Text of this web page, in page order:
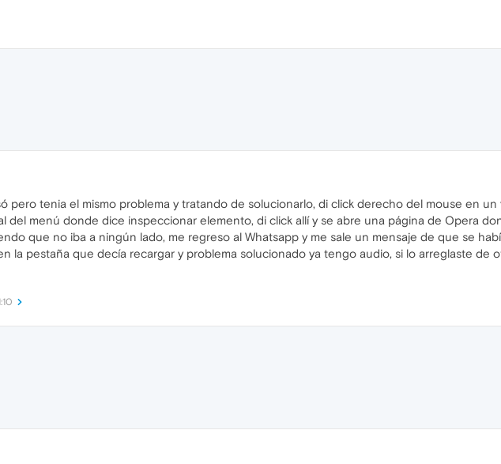
pero tenia el mismo problema y tratando de solucionarlo, di click derecho del mouse en
del menú donde dice inspeccionar elemento, di click allí y se abre una página de Opera
que no iba a ningún lado, me regreso al Whatsapp y me sale un mensaje de que se
la pestaña que decía recargar y problema solucionado ya tengo audio, si lo arreglaste de